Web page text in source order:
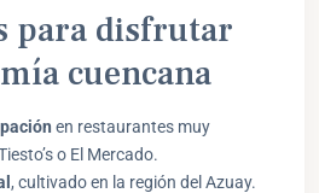
para disfrutar
cuencana
en restaurantes muy
o El Mercado.
, cultivado en la región del Azuay.